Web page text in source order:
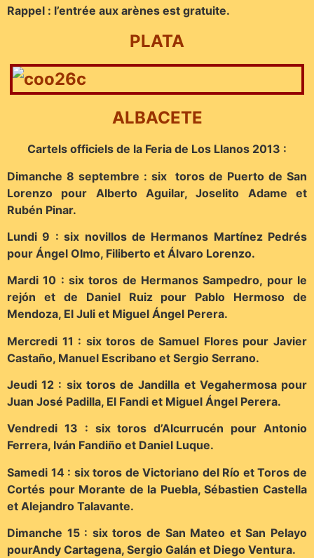
Rappel : l’entrée aux arènes est gratuite.
PLATA
ALBACETE
Cartels officiels de la Feria de Los Llanos 2013 :
Dimanche 8 septembre : six toros de Puerto de San
Lorenzo pour Alberto Aguilar, Joselito Adame et
Rubén Pinar.
Lundi 9 : six novillos de Hermanos Martínez Pedrés
pour Ángel Olmo, Filiberto et Álvaro Lorenzo.
Mardi 10 : six toros de Hermanos Sampedro, pour le
rejón et de Daniel Ruiz pour Pablo Hermoso de
Mendoza, El Juli et Miguel Ángel Perera.
Mercredi 11 : six toros de Samuel Flores pour Javier
Castaño, Manuel Escribano et Sergio Serrano.
Jeudi 12 : six toros de Jandilla et Vegahermosa pour
Juan José Padilla, El Fandi et Miguel Ángel Perera.
Vendredi 13 : six toros d’Alcurrucén pour Antonio
Ferrera, Iván Fandiño et Daniel Luque.
Samedi 14 : six toros de Victoriano del Río et Toros de
Cortés pour Morante de la Puebla, Sébastien Castella
et Alejandro Talavante.
Dimanche 15 : six toros de San Mateo et San Pelayo
pourAndy Cartagena, Sergio Galán et Diego Ventura.